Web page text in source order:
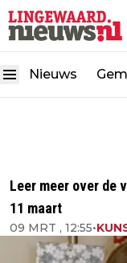
Nieuws
Leer meer over de
11 maart
09 MRT , 12:55•